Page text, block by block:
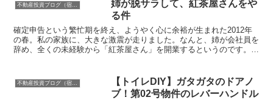
ル。※画像はサンプル...
不動産投資ブログ（宿運営者コラム）
姉が脱サラして、紅茶屋さんをや
る件
確定申告という繁忙期を終え、ようやく心に余裕が生まれた2012年
の春。私の家族に、大きな激震が走りました。なんと、姉が会社員を
辞め、全くの未経験から「紅茶屋さん」を開業するというのです。陰
不動産投資ブログ（宿運営者コラム）
【トイレDIY】ガタガタのドアノ
ブ！第02号物件のレバーハンドル